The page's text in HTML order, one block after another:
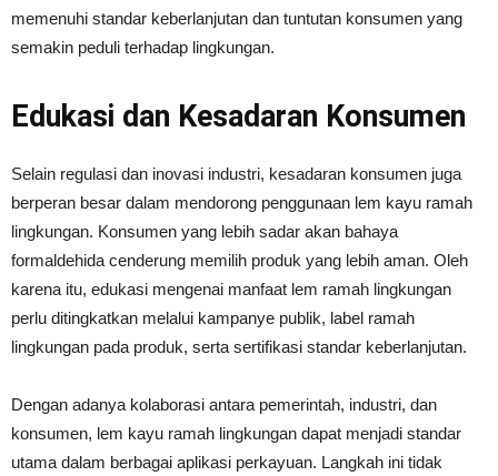
memenuhi standar keberlanjutan dan tuntutan konsumen yang
semakin peduli terhadap lingkungan.
Edukasi dan Kesadaran Konsumen
Selain regulasi dan inovasi industri, kesadaran konsumen juga
berperan besar dalam mendorong penggunaan lem kayu ramah
lingkungan. Konsumen yang lebih sadar akan bahaya
formaldehida cenderung memilih produk yang lebih aman. Oleh
karena itu, edukasi mengenai manfaat lem ramah lingkungan
perlu ditingkatkan melalui kampanye publik, label ramah
lingkungan pada produk, serta sertifikasi standar keberlanjutan.
Dengan adanya kolaborasi antara pemerintah, industri, dan
konsumen, lem kayu ramah lingkungan dapat menjadi standar
utama dalam berbagai aplikasi perkayuan. Langkah ini tidak